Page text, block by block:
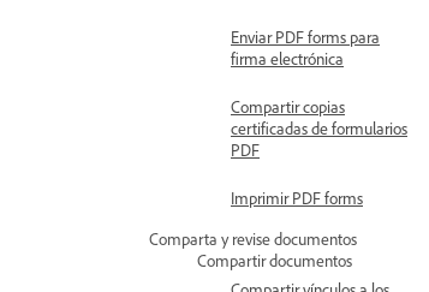
Enviar PDF forms para
firma electrónica
Compartir copias
certificadas de formularios
PDF
Imprimir PDF forms
Comparta y revise documentos
Compartir documentos